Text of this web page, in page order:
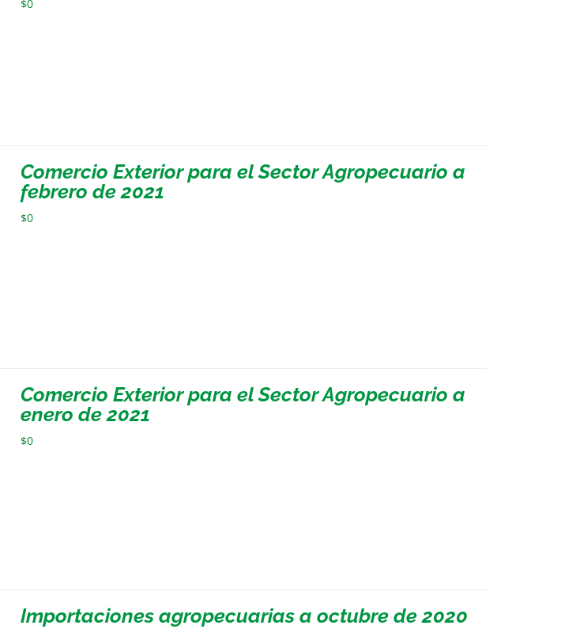
$0
Comercio Exterior para el Sector Agropecuario a
febrero de 2021
$0
Comercio Exterior para el Sector Agropecuario a
enero de 2021
$0
Importaciones agropecuarias a octubre de 2020